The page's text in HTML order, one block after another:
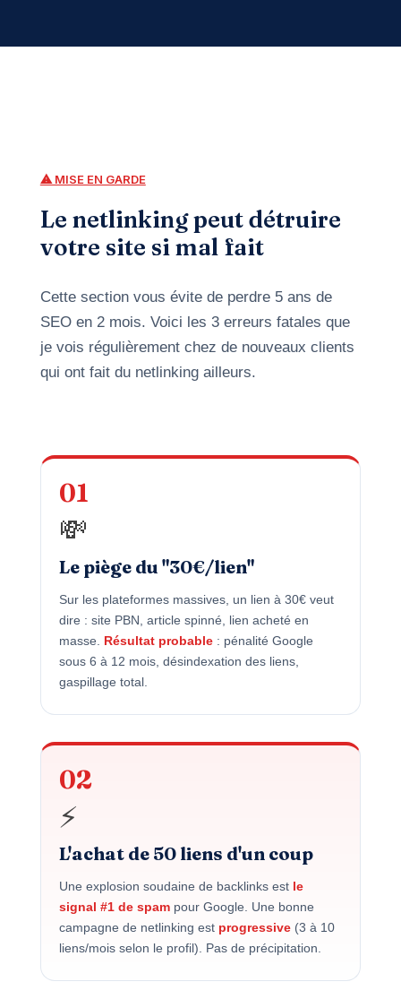
⚠ MISE EN GARDE
Le netlinking peut détruire
votre site si mal fait
Cette section vous évite de perdre 5 ans de
SEO en 2 mois. Voici les 3 erreurs fatales que
je vois régulièrement chez de nouveaux clients
qui ont fait du netlinking ailleurs.
01
💸
Le piège du "30€/lien"
Sur les plateformes massives, un lien à 30€ veut
dire : site PBN, article spinné, lien acheté en
masse. Résultat probable: pénalité Google
sous 6 à 12 mois, désindexation des liens,
gaspillage total.
02
⚡
L'achat de 50 liens d'un coup
Une explosion soudaine de backlinks est le
signal #1 de spampour Google. Une bonne
campagne de netlinking est progressive(3 à 10
liens/mois selon le profil). Pas de précipitation.